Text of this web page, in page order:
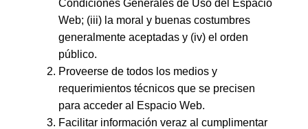
Condiciones Generales de Uso del Espacio
Web; (iii) la moral y buenas costumbres
generalmente aceptadas y (iv) el orden
público.
Proveerse de todos los medios y
requerimientos técnicos que se precisen
para acceder al Espacio Web.
Facilitar información veraz al cumplimentar